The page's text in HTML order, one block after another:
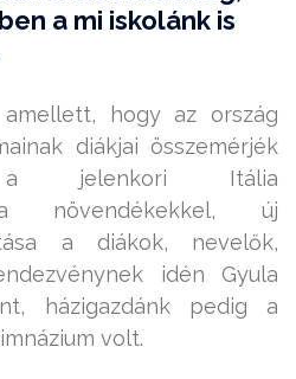
a mi iskolánk is
hogy az ország
diákjai összemérjék
a jelenkori Itália
növendékekkel, új
a diákok, nevelők,
idén Gyula
házigazdánk pedig a
volt.